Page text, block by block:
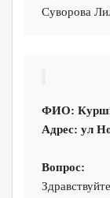
Суворова
ФИО:
Адрес: ул
Вопрос: